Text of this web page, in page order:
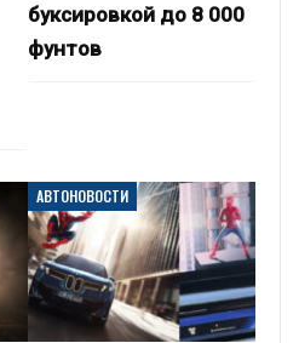
буксировкой до 8 000
фунтов
АВТОНОВОСТИ